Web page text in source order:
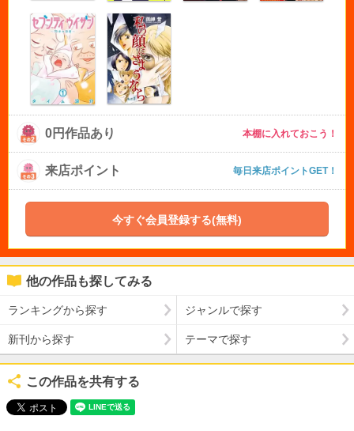
0円作品あり 本棚に入れておこう！
来店ポイント 毎日来店ポイントGET！
今すぐ会員登録する(無料)
他の作品も探してみる
ランキングから探す ジャンルで探す
新刊から探す テーマで探す
この作品を共有する